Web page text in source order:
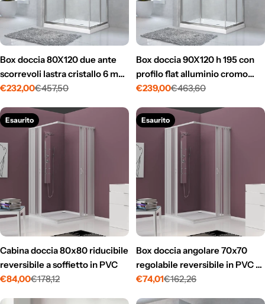
Box doccia 80X120 due ante
scorrevoli lastra cristallo 6 mm
profilo flat alluminio cromo
Prezzo
vendita
€232,00
Prezzo €457,50
Box doccia 90X120 h 195 con
profilo flat alluminio cromo
lastra cristallo 6 mm due ante
Prezzo
vendita
€239,00
Prezzo €463,60
Esaurito
Cabina doccia 80x80 riducibile
reversibile a soffietto in PVC
Prezzo
€84,00
Prezzo€178,12
Esaurito
Box doccia angolare 70x70
regolabile reversibile in PVC a
soffietto
Prezzo
€74,01
Prezzo€162,26